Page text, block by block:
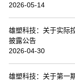
2026-05-14
雄塑科技：关于实际
披露公告
2026-04-30
雄塑科技：关于第一